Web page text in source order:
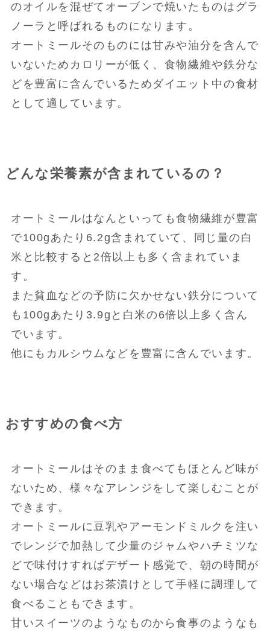
のオイルを混ぜてオーブンで焼いたものはグラ
ノーラと呼ばれるものになります。
オートミールそのものには甘みや油分を含んで
いないためカロリーが低く、食物繊維や鉄分な
どを豊富に含んでいるためダイエット中の食材
として適しています。
どんな栄養素が含まれているの？
オートミールはなんといっても食物繊維が豊富
で100gあたり6.2g含まれていて、同じ量の白
米と比較すると2倍以上も多く含まれていま
す。
また貧血などの予防に欠かせない鉄分について
も100gあたり3.9gと白米の6倍以上多く含ん
でいます。
他にもカルシウムなどを豊富に含んでいます。
おすすめの食べ方
オートミールはそのまま食べてもほとんど味が
ないため、様々なアレンジをして楽しむことが
できます。
オートミールに豆乳やアーモンドミルクを注い
でレンジで加熱して少量のジャムやハチミツな
どで味付けすればデザート感覚で、朝の時間が
ない場合などはお茶漬けとして手軽に調理して
食べることもできます。
甘いスイーツのようなものから食事のようなも